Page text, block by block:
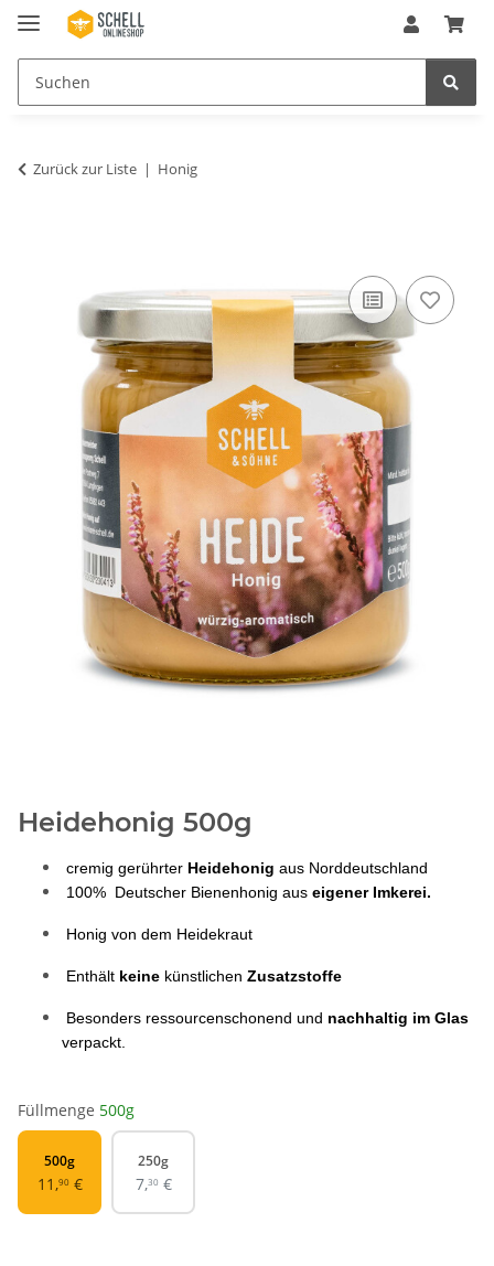
Zurück zur Liste Honig
Heidehonig 500g
cremig gerührter Heidehonig aus Norddeutschland
100%  Deutscher Bienenhonig aus eigener Imkerei.
Honig von dem Heidekraut
Enthält keine künstlichen Zusatzstoffe
Besonders ressourcenschonend und
verpackt.
Füllmenge 500g
500g
500g
11,90€
250g
250g
7,30 €